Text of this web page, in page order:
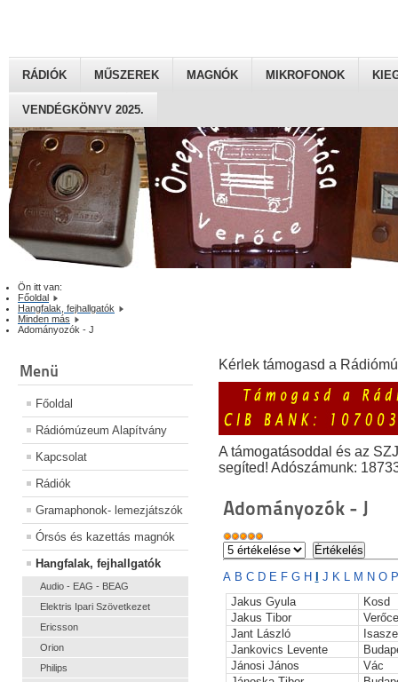
RÁDIÓK MŰSZEREK MAGNÓK MIKROFONOK
VENDÉGKÖNYV 2025.
Ön itt van:
Főoldal
Hangfalak, fejhallgatók
Minden más
Adományozók - J
Menü
Főoldal
Rádiómúzeum Alapítvány
Kapcsolat
Rádiók
Gramaphonok- lemezjátszók
Órsós és kazettás magnók
Hangfalak, fejhallgatók
Audio - EAG - BEAG
Elektris Ipari Szövetkezet
Ericsson
Orion
Philips
Kérlek támogasd a
A támogatásoddal és az
segíted! Adószámunk:
Adományozók - J
A B C D E F G H J K L M N O
Jakus Gyula
Kosd
Jakus Tibor
Verőce
Jant László
Jankovics Levente
Jánosi János
Vác